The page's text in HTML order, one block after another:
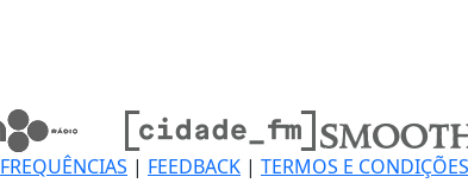
FREQUÊNCIAS | FEEDBACK | TERMOS E CONDIÇÕES